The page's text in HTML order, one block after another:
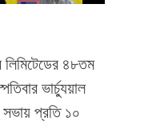
লিমিটেডের ৪৮তম
ভার্চ্যুয়াল
সভায় প্রতি ১০